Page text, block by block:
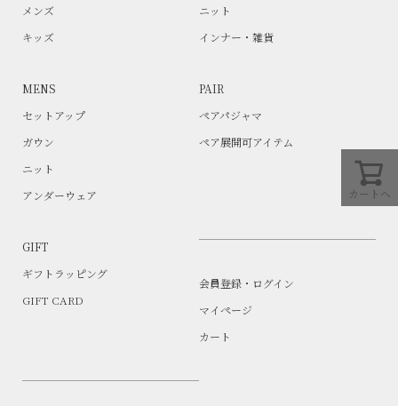
カートへ
メンズ
キッズ
ニット
インナー・雑貨
MENS
セットアップ
ガウン
ニット
アンダーウェア
PAIR
ペアパジャマ
ペア展開可アイテム
GIFT
ギフトラッピング
GIFT CARD
会員登録・ログイン
マイページ
カート